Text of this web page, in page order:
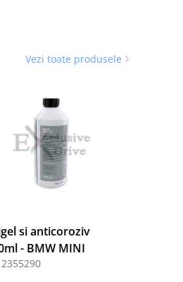
Vezi toate produsele
si anticoroziv
- BMW MINI